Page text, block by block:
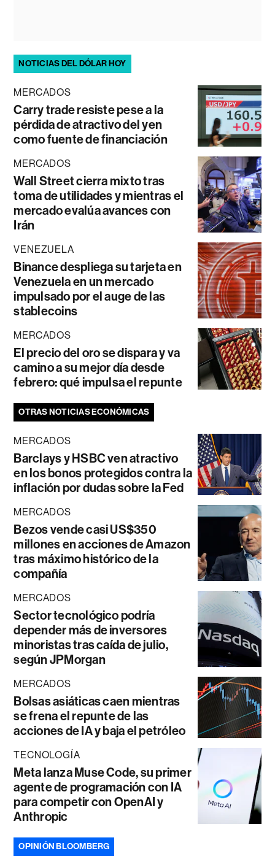
NOTICIAS DEL DÓLAR HOY
MERCADOS
Carry trade resiste pese a la
pérdida de atractivo del yen
como fuente de financiación
MERCADOS
Wall Street cierra mixto tras
toma de utilidades y mientras el
mercado evalúa avances con
Irán
VENEZUELA
Binance despliega su tarjeta en
Venezuela en un mercado
impulsado por el auge de las
stablecoins
MERCADOS
El precio del oro se dispara y va
camino a su mejor día desde
febrero: qué impulsa el repunte
OTRAS NOTICIAS ECONÓMICAS
MERCADOS
Barclays y HSBC ven atractivo
en los bonos protegidos contra la
inflación por dudas sobre la Fed
MERCADOS
Bezos vende casi US$350
millones en acciones de Amazon
tras máximo histórico de la
compañía
MERCADOS
Sector tecnológico podría
depender más de inversores
minoristas tras caída de julio,
según JPMorgan
MERCADOS
Bolsas asiáticas caen mientras
se frena el repunte de las
acciones de IA y baja el petróleo
TECNOLOGÍA
Meta lanza Muse Code, su primer
agente de programación con IA
para competir con OpenAI y
Anthropic
OPINIÓN BLOOMBERG